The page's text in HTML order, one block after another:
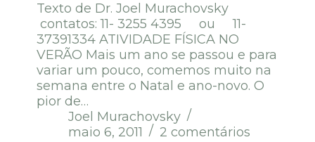
Texto de Dr. Joel Murachovsky
contatos: 11- 3255 4395 ou 11-
37391334 ATIVIDADE FÍSICA NO
VERÃO Mais um ano se passou e para
variar um pouco, comemos muito na
semana entre o Natal e ano-novo. O
pior de…
Joel Murachovsky
maio 6, 2011
2 comentários